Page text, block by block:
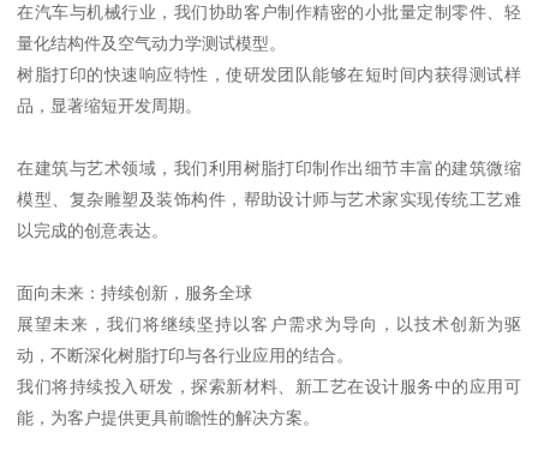
在汽车与机械行业，我们协助客户制作精密的小批量定制零件、轻
量化结构件及空气动力学测试模型。
树脂打印的快速响应特性，使研发团队能够在短时间内获得测试样
品，显著缩短开发周期。
在建筑与艺术领域，我们利用树脂打印制作出细节丰富的建筑微缩
模型、复杂雕塑及装饰构件，帮助设计师与艺术家实现传统工艺难
以完成的创意表达。
面向未来：持续创新，服务全球
展望未来，我们将继续坚持以客户需求为导向，以技术创新为驱
动，不断深化树脂打印与各行业应用的结合。
我们将持续投入研发，探索新材料、新工艺在设计服务中的应用可
能，为客户提供更具前瞻性的解决方案。